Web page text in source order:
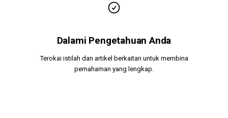
Dalami Pengetahuan Anda
Terokai istilah dan artikel berkaitan untuk membina
pemahaman yang lengkap.